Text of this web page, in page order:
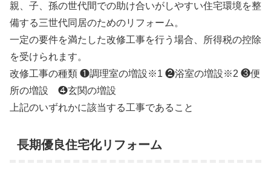
親、子、孫の世代間での助け合いがしやすい住宅環境を整
備する三世代同居のためのリフォーム。
一定の要件を満たした改修工事を行う場合、所得税の控除
を受けられます。
改修工事の種類 ❶調理室の増設※1 ❷浴室の増設※2 ❸便
所の増設 ❹玄関の増設
上記のいずれかに該当する工事であること
長期優良住宅化リフォーム